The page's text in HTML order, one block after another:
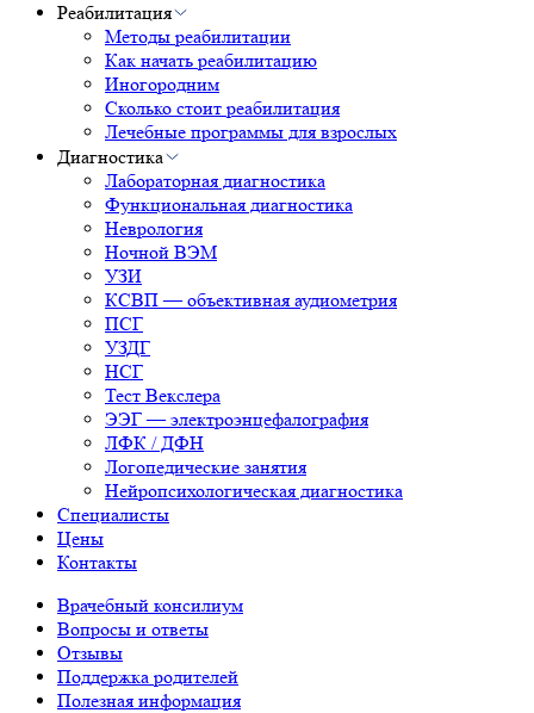
Реабилитация
Методы реабилитации
Как начать реабилитацию
Иногородним
Сколько стоит реабилитация
Лечебные программы для взрослых
Диагностика
Лабораторная диагностика
Функциональная диагностика
Неврология
Ночной ВЭМ
УЗИ
КСВП — объективная аудиометрия
ПСГ
УЗДГ
НСГ
Тест Векслера
ЭЭГ — электроэнцефалография
ЛФК / ДФН
Логопедические занятия
Нейропсихологическая диагностика
Специалисты
Цены
Контакты
Врачебный консилиум
Вопросы и ответы
Отзывы
Поддержка родителей
Полезная информация